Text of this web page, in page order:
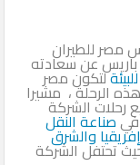
مصر للطيران
باريس عن سعادته
لتكون مصر
الرحلة ، مشيرا
رحلات الشركة
فيصناعة النقل
إفريقيا والشرق
تحتفل الشركة